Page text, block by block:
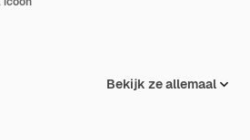
Bekijk ze allemaal